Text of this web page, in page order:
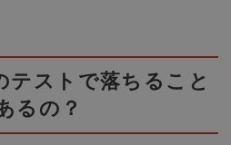
テストで落ちること
るの？